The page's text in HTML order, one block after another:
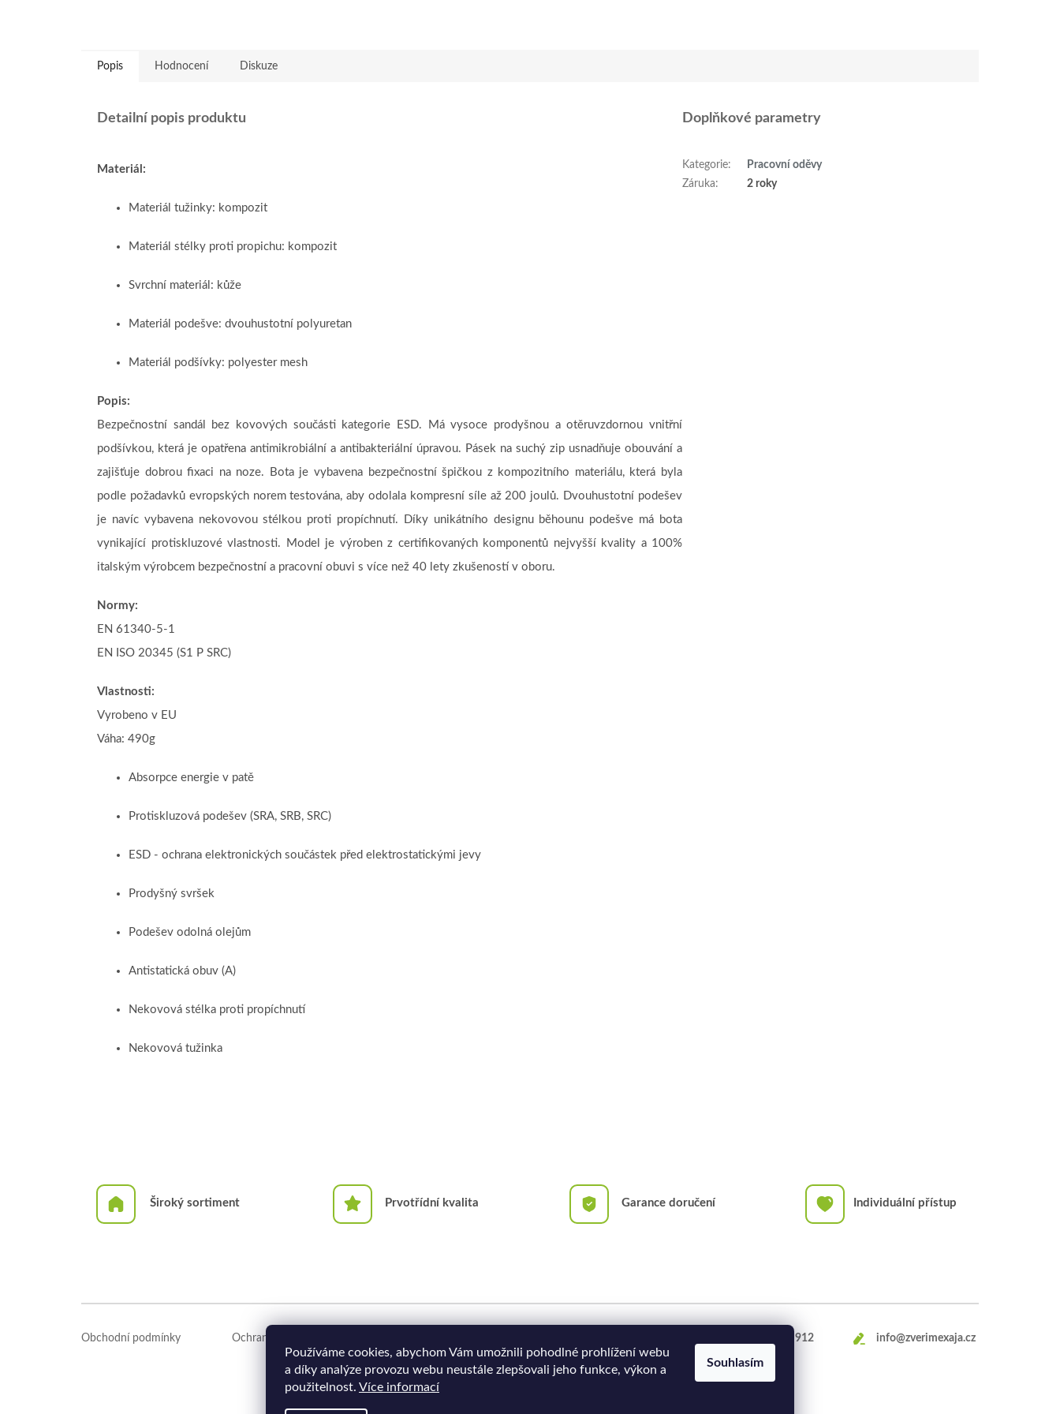
Používáme cookies, abychom Vám umožnili pohodlné prohlížení webu
a díky analýze provozu webu neustále zlepšovali jeho funkce, výkon a
použitelnost. Více informací
Souhlasím
Popis Hodnocení Diskuze
Detailní popis produktu
Materiál:
Materiál tužinky: kompozit
Materiál stélky proti propichu: kompozit
Svrchní materiál: kůže
Materiál podešve: dvouhustotní polyuretan
Materiál podšívky: polyester mesh
Popis:
Bezpečnostní sandál bez kovových součásti kategorie ESD. Má vysoce prodyšnou a otěruvzdornou vnitřní
podšívkou, která je opatřena antimikrobiální a antibakteriální úpravou. Pásek na suchý zip usnadňuje obouvání a
zajišťuje dobrou fixaci na noze. Bota je vybavena bezpečnostní špičkou z kompozitního materiálu, která byla
podle požadavků evropských norem testována, aby odolala kompresní síle až 200 joulů. Dvouhustotní podešev
je navíc vybavena nekovovou stélkou proti propíchnutí. Díky unikátního designu běhounu podešve má bota
vynikající protiskluzové vlastnosti. Model je výroben z certifikovaných komponentů nejvyšší kvality a 100%
italským výrobcem bezpečnostní a pracovní obuvi s více než 40 lety zkušeností v oboru.
Normy:
EN 61340-5-1
EN ISO 20345 (S1 P SRC)
Vlastnosti:
Vyrobeno v EU
Váha: 490g
Absorpce energie v patě
Protiskluzová podešev (SRA, SRB, SRC)
ESD - ochrana elektronických součástek před elektrostatickými jevy
Prodyšný svršek
Podešev odolná olejům
Antistatická obuv (A)
Nekovová stélka proti propíchnutí
Nekovová tužinka
Doplňkové parametry
Kategorie:
Pracovní oděvy
Záruka: 2 roky
Široký sortiment Prvotřídní kvalita Garance doručení Individuální přístup
Obchodní podmínky Ochrana osobních údajů 469 660 912 info@zverimexaja.cz